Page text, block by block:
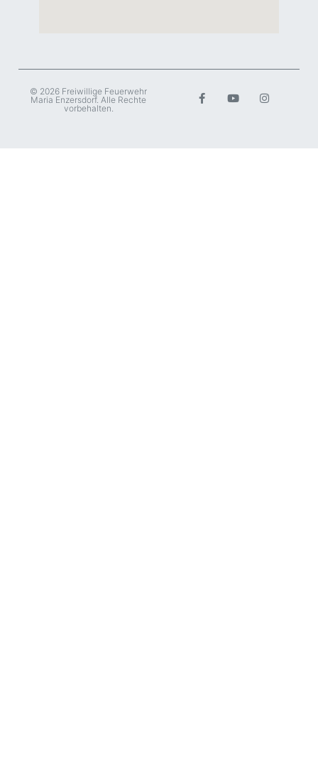
© 2026 Freiwillige Feuerwehr
Maria Enzersdorf. Alle Rechte
vorbehalten.